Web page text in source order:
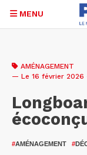
contenu
MENU
AMÉNAGEMENT
— Le 16 février 2026
#AMÉNAGEMENT #